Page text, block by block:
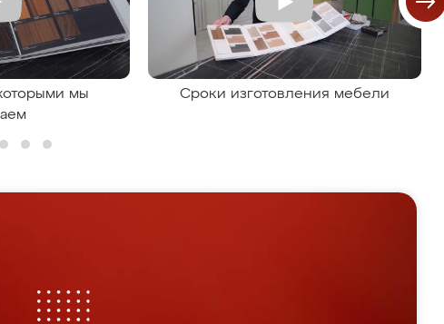
мы
Сроки изготовления мебели